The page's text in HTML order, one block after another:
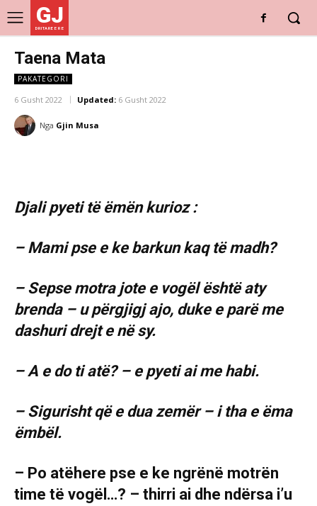
GJ
DRITARE E RE
Taena Mata
PAKATEGORI
6 Gusht 2022 Updated: 6 Gusht 2022
Nga Gjin Musa
Djali pyeti të ëmën kurioz :
– Mami pse e ke barkun kaq të madh?
– Sepse motra jote e vogël është aty
brenda – u përgjigj ajo, duke e parë me
dashuri drejt e në sy.
– A e do ti atë? – e pyeti ai me habi.
– Sigurisht që e dua zemër – i tha e ëma
ëmbël.
– Po atëhere pse e ke ngrënë motrën
time të vogël…? – thirri ai dhe ndërsa i’u